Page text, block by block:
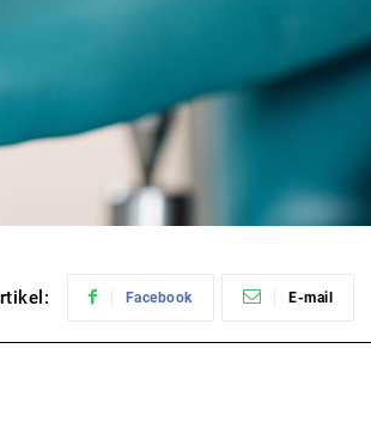
Facebook E-mail